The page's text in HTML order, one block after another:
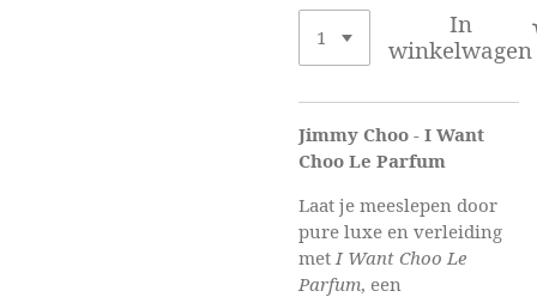
In
winkelwagen
Jimmy Choo - I Want
Choo Le Parfum
Laat je meeslepen door
pure luxe en verleiding
met I Want Choo Le
Parfum, een